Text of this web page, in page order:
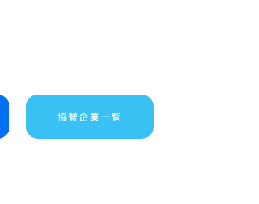
協賛企業一覧